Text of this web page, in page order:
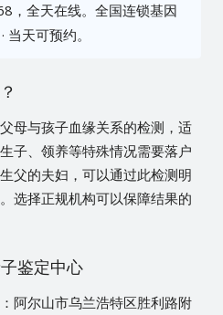
，全天在线。全国连锁基因
当天可预约。
母与孩子血缘关系的检测，适
子、领养等特殊情况需要落户
父的夫妇，可以通过此检测明
选择正规机构可以保障结果的
鉴定中心
阿尔山市乌兰浩特区胜利路附